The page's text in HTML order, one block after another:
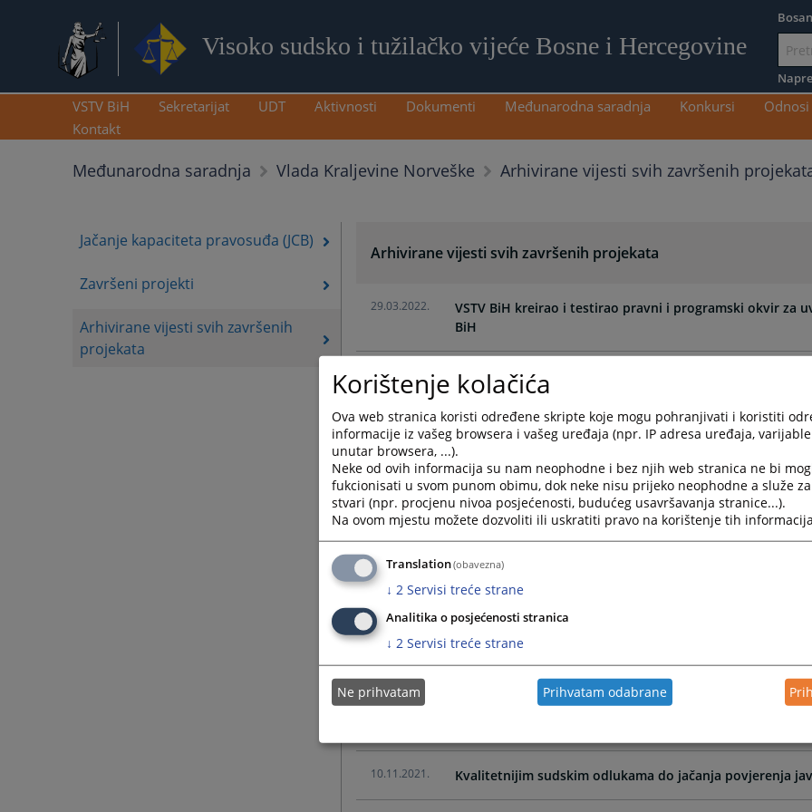
Visoko sudsko i tužilačko vijeće Bosne i Hercegovine
sadržaj
VSTV BiH Sekretarijat UDT Aktivnosti Dokumenti Međunarodna saradnja Konkursi
Kontakt
Međunarodna saradnja Vlada Kraljevine Norveške Arhivirane vijesti svih završenih
Jačanje kapaciteta pravosuđa (JCB)
Završeni projekti
Arhivirane vijesti svih završenih
projekata
Arhivirane vijesti svih završenih projekata
29.03.2022.
VSTV BiH kreirao i testirao pravni i programski okvir za
BiH
25.03.2022. Unaprijeđen kvalitet rada sudova kao rezultat saradnje
24.03.2022.
Jačanje regulatorne uloge VSTV-a BiH u fokusu
Nizozemske
22.03.2022.
Unapređenje procedure za imenovanje, ocjenjivanje i
kvalifikaciono testiranje proširena sa novih 598 pitanja
29.11.2021.
29 sudova u BiH realizovalo aktivnosti na unapređenju
29.11.2021. Jačanjem vještina sudija do kvalitetnijih sudskih odluka
23.11.2021. Jačanje mentorskih vještina i unapređenje vođenja
Nezavisnost i odgovornost pravosuđa u fokusu
10.11.2021. Kvalitetnijim sudskim odlukama do jačanja povjerenja
Korištenje kolačića
Ova web stranica koristi određene skripte koje mogu pohranjivati i koristiti
informacije iz vašeg browsera i vašeg uređaja (npr. IP adresa uređaja,
unutar browsera, ...).
Neke od ovih informacija su nam neophodne i bez njih web stranica ne bi
fukcionisati u svom punom obimu, dok neke nisu prijeko neophodne a služe
stvari (npr. procjenu nivoa posjećenosti, budućeg usavršavanja stranice...).
Na ovom mjestu možete dozvoliti ili uskratiti pravo na korištenje tih
Translation(obavezna)
↓ 2 Servisi treće strane
Analitika o posjećenosti stranica
↓ 2 Servisi treće strane
Ne prihvatam Prihvatam odabrane